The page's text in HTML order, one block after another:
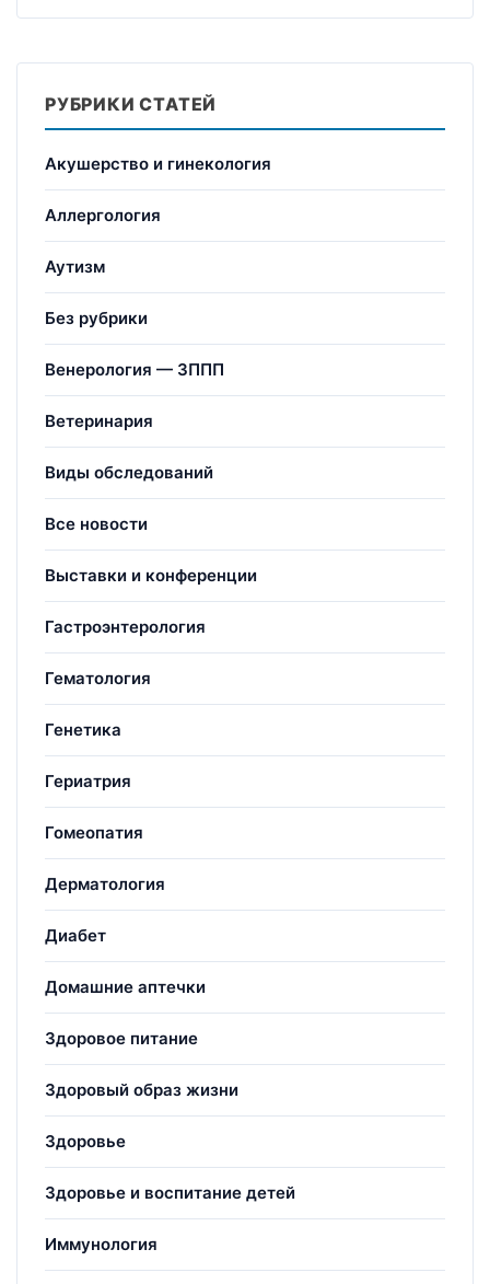
РУБРИКИ СТАТЕЙ
Акушерство и гинекология
Аллергология
Аутизм
Без рубрики
Венерология — ЗППП
Ветеринария
Виды обследований
Все новости
Выставки и конференции
Гастроэнтерология
Гематология
Генетика
Гериатрия
Гомеопатия
Дерматология
Диабет
Домашние аптечки
Здоровое питание
Здоровый образ жизни
Здоровье
Здоровье и воспитание детей
Иммунология